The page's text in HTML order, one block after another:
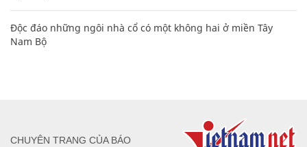
Độc đáo những ngôi nhà cổ có một không hai ở miền Tây
Nam Bộ
CHUYÊN TRANG CỦA BÁO